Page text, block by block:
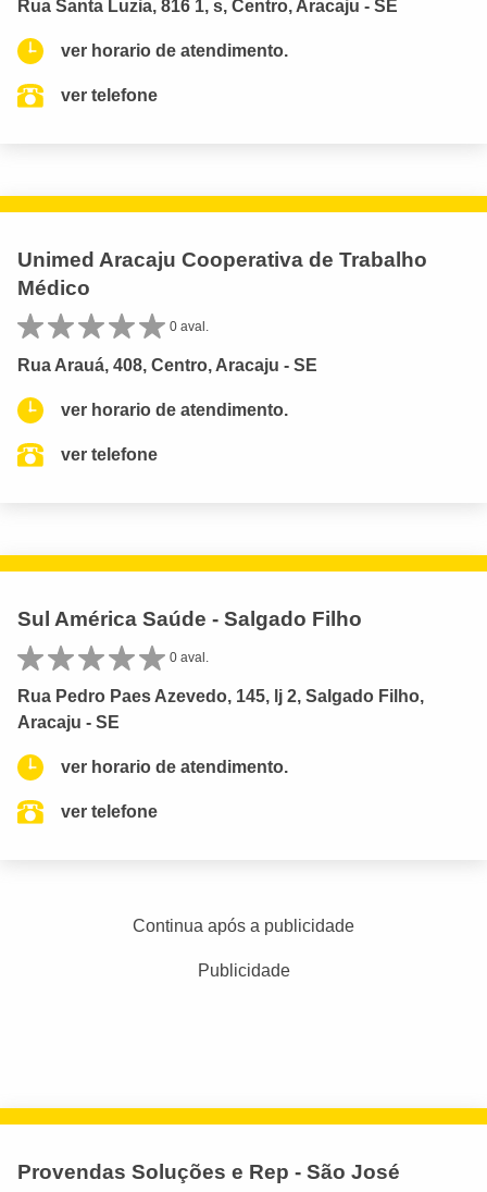
Rua Santa Luzia, 816 1, s, Centro, Aracaju - SE
ver horario de atendimento.
ver telefone
Unimed Aracaju Cooperativa de Trabalho
Médico
0 aval.
Rua Arauá, 408, Centro, Aracaju - SE
ver horario de atendimento.
ver telefone
Sul América Saúde - Salgado Filho
0 aval.
Rua Pedro Paes Azevedo, 145, lj 2, Salgado Filho,
Aracaju - SE
ver horario de atendimento.
ver telefone
Continua após a publicidade
Publicidade
Provendas Soluções e Rep - São José